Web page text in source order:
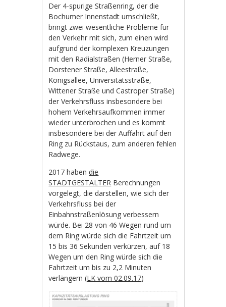
Der 4-spurige Straßenring, der die
Bochumer Innenstadt umschließt,
bringt zwei wesentliche Probleme für
den Verkehr mit sich, zum einen wird
aufgrund der komplexen Kreuzungen
mit den Radialstraßen (Herner Straße,
Dorstener Straße, Alleestraße,
Königsallee, Universitätsstraße,
Wittener Straße und Castroper Straße)
der Verkehrsfluss insbesondere bei
hohem Verkehrsaufkommen immer
wieder unterbrochen und es kommt
insbesondere bei der Auffahrt auf den
Ring zu Rückstaus, zum anderen fehlen
Radwege.
2017 habendie
STADTGESTALTER Berechnungen
vorgelegt, die darstellen, wie sich der
Verkehrsfluss bei der
Einbahnstraßenlösung verbessern
würde. Bei 28 von 46 Wegen rund um
dem Ring würde sich die Fahrtzeit um
15 bis 36 Sekunden verkürzen, auf 18
Wegen um den Ring würde sich die
Fahrtzeit um bis zu 2,2 Minuten
verlängern (LK vom 02.09.17)